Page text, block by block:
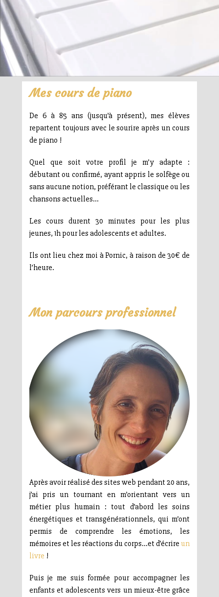
Mes cours de piano
De 6 à 85 ans (jusqu’à présent), mes élèves
repartent toujours avec le sourire après un cours
de piano !
Quel que soit votre profil je m’y adapte :
débutant ou confirmé, ayant appris le solfège ou
sans aucune notion, préférant le classique ou les
chansons actuelles…
Les cours durent 30 minutes pour les plus
jeunes, 1h pour les adolescents et adultes.
Ils ont lieu chez moi à Pornic, à raison de 30€ de
l’heure.
Mon parcours professionnel
Après avoir réalisé des sites web pendant 20 ans,
j’ai pris un tournant en m’orientant vers un
métier plus humain : tout d’abord les soins
énergétiques et transgénérationnels, qui m’ont
permis de comprendre les émotions, les
mémoires et les réactions du corps…et d’écrireun
livre !
Puis je me suis formée pour accompagner les
enfants et adolescents vers un mieux-être grâce